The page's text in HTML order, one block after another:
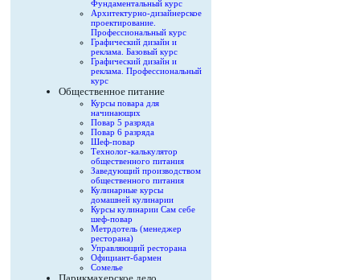
Фундаментальный курс
Архитектурно-дизайнерское
проектирование.
Профессиональный курс
Графический дизайн и
реклама. Базовый курс
Графический дизайн и
реклама. Профессиональный
курс
Общественное питание
Курсы повара для
начинающих
Повар 5 разряда
Повар 6 разряда
Шеф-повар
Технолог-калькулятор
общественного питания
Заведующий производством
общественного питания
Кулинарные курсы
домашней кулинарии
Курсы кулинарии Сам себе
шеф-повар
Метрдотель (менеджер
ресторана)
Управляющий ресторана
Официант-бармен
Сомелье